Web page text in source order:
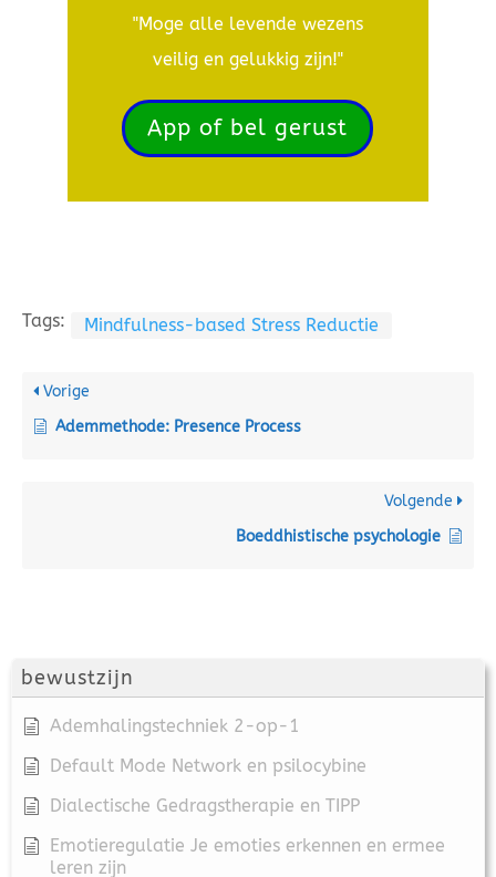
"Moge alle levende wezens
veilig en gelukkig zijn!"
App of bel gerust
Tags: Mindfulness-based Stress Reductie
Vorige
Ademmethode: Presence Process
Volgende
Boeddhistische psychologie
bewustzijn
Ademhalingstechniek 2-op-1
Default Mode Network en psilocybine
Dialectische Gedragstherapie en TIPP
Emotieregulatie Je emoties erkennen en ermee
leren zijn